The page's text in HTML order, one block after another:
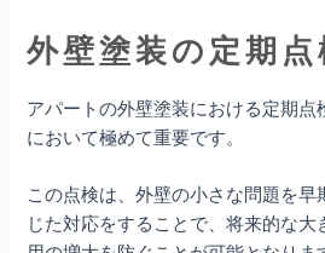
外壁塗装の定期点
アパートの外壁塗装における定期点
において極めて重要です。
この点検は、外壁の小さな問題を
じた対応をすることで、将来的な